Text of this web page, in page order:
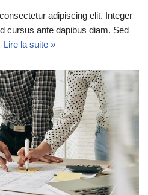
adipiscing elit. Integer
cursus ante dapibus diam. Sed
Lire la suite »